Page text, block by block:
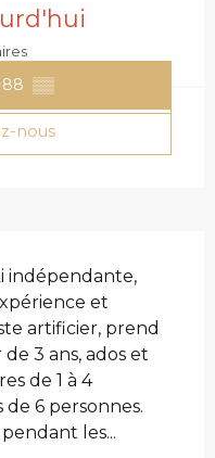
88 ▒▒
nous
indépendante,
et
artificier, prend
3 ans, ados et
de 1 à 4
6 personnes.
les...